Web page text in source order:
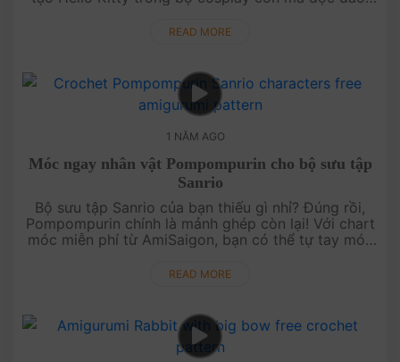
lễ sắp tới. Khám phá ng....
READ MORE
1 NĂM AGO
Móc ngay nhân vật Pompompurin cho bộ sưu tập
Sanrio
Bộ sưu tập Sanrio của bạn thiếu gì nhỉ? Đúng rồi,
Pompompurin chính là mảnh ghép còn lại! Với chart
móc miễn phí từ AmiSaigon, bạn có thể tự tay móc
Sanrio của mình. Thử ....
READ MORE